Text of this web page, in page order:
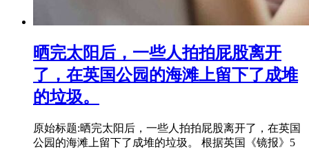
晒完太阳后，一些人拍拍屁股离开
了，在英国公园的海滩上留下了成堆
的垃圾。
原始标题:晒完太阳后，一些人拍拍屁股离开了，在英国
公园的海滩上留下了成堆的垃圾。 根据英国《镜报》5